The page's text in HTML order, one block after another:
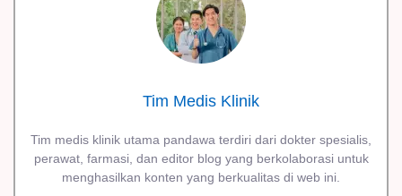
Tim Medis Klinik
Tim medis klinik utama pandawa terdiri dari dokter spesialis,
perawat, farmasi, dan editor blog yang berkolaborasi untuk
menghasilkan konten yang berkualitas di web ini.